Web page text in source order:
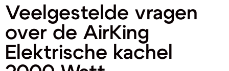
Veelgestelde vragen
over de AirKing
Elektrische kachel